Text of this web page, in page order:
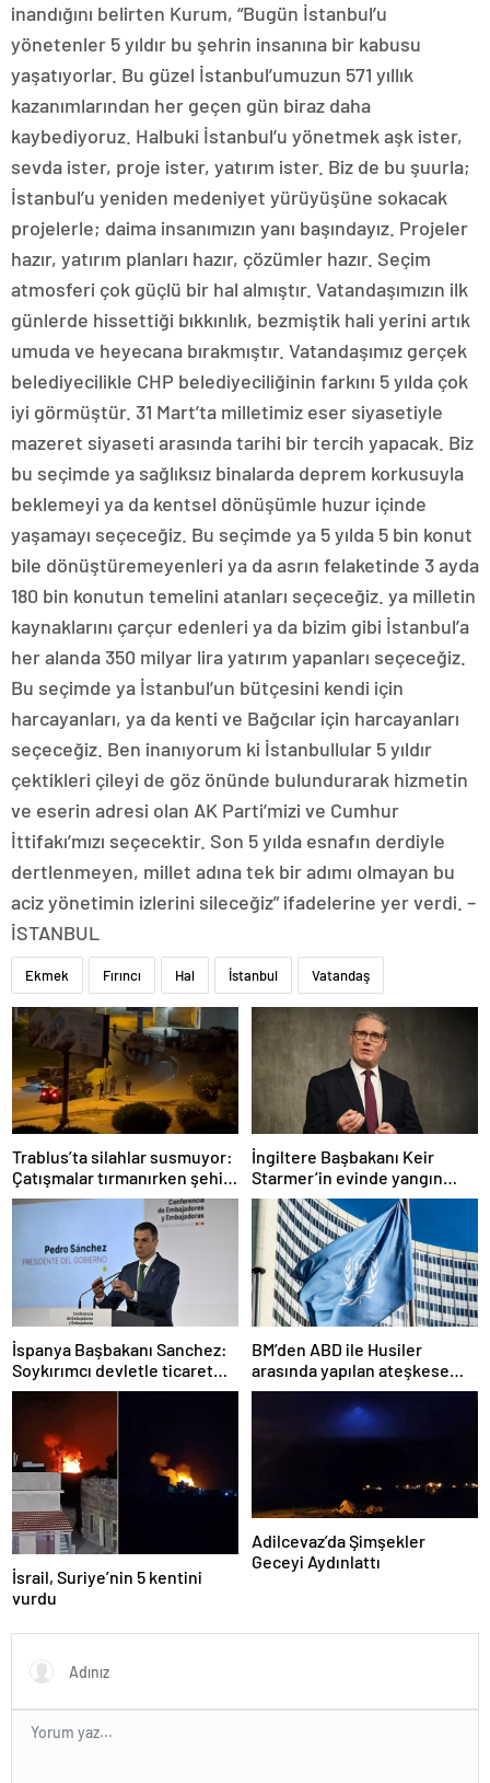
inandığını belirten Kurum, “Bugün İstanbul’u
yönetenler 5 yıldır bu şehrin insanına bir kabusu
yaşatıyorlar. Bu güzel İstanbul’umuzun 571 yıllık
kazanımlarından her geçen gün biraz daha
kaybediyoruz. Halbuki İstanbul’u yönetmek aşk ister,
sevda ister, proje ister, yatırım ister. Biz de bu şuurla;
İstanbul’u yeniden medeniyet yürüyüşüne sokacak
projelerle; daima insanımızın yanı başındayız. Projeler
hazır, yatırım planları hazır, çözümler hazır. Seçim
atmosferi çok güçlü bir hal almıştır. Vatandaşımızın ilk
günlerde hissettiği bıkkınlık, bezmiştik hali yerini artık
umuda ve heyecana bırakmıştır. Vatandaşımız gerçek
belediyecilikle CHP belediyeciliğinin farkını 5 yılda çok
iyi görmüştür. 31 Mart’ta milletimiz eser siyasetiyle
mazeret siyaseti arasında tarihi bir tercih yapacak. Biz
bu seçimde ya sağlıksız binalarda deprem korkusuyla
beklemeyi ya da kentsel dönüşümle huzur içinde
yaşamayı seçeceğiz. Bu seçimde ya 5 yılda 5 bin konut
bile dönüştüremeyenleri ya da asrın felaketinde 3 ayda
180 bin konutun temelini atanları seçeceğiz. ya milletin
kaynaklarını çarçur edenleri ya da bizim gibi İstanbul’a
her alanda 350 milyar lira yatırım yapanları seçeceğiz.
Bu seçimde ya İstanbul’un bütçesini kendi için
harcayanları, ya da kenti ve Bağcılar için harcayanları
seçeceğiz. Ben inanıyorum ki İstanbullular 5 yıldır
çektikleri çileyi de göz önünde bulundurarak hizmetin
ve eserin adresi olan AK Parti’mizi ve Cumhur
İttifakı’mızı seçecektir. Son 5 yılda esnafın derdiyle
dertlenmeyen, millet adına tek bir adımı olmayan bu
aciz yönetimin izlerini sileceğiz” ifadelerine yer verdi. –
İSTANBUL
Ekmek Fırıncı Hal İstanbul Vatandaş
Trablus’ta silahlar susmuyor:
Çatışmalar tırmanırken şehir
alarmda
İngiltere Başbakanı Keir
Starmer’in evinde yangın
çıktı
İspanya Başbakanı Sanchez:
Soykırımcı devletle ticaret
yapmayız
BM’den ABD ile Husiler
arasında yapılan ateşkese
ilişkin değerlendirme
İsrail, Suriye’nin 5 kentini
vurdu
Adilcevaz’da Şimşekler
Geceyi Aydınlattı